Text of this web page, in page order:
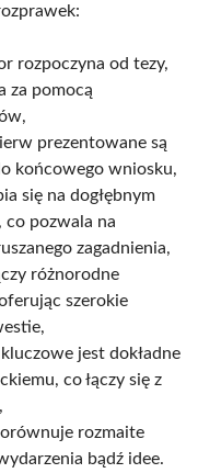
rozpoczyna od tezy,
za pomocą
prezentowane są
końcowego wniosku,
się na dogłębnym
co pozwala na
zagadnienia,
różnorodne
szerokie
jest dokładne
co łączy się z
rozmaite
bądź idee.